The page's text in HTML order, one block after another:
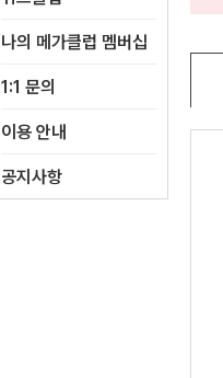
나의 메가클럽 멤버십
1:1 문의
이용 안내
공지사항